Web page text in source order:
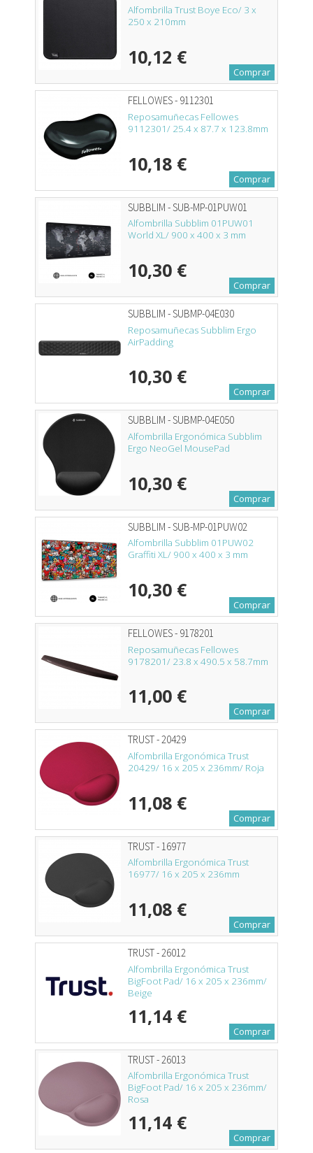
Alfombrilla Trust Boye Eco/ 3 x
250 x 210mm
10,12 €
Comprar
FELLOWES - 9112301
Reposamuñecas Fellowes
9112301/ 25.4 x 87.7 x 123.8mm
10,18 €
Comprar
SUBBLIM - SUB-MP-01PUW01
Alfombrilla Subblim 01PUW01
World XL/ 900 x 400 x 3 mm
10,30 €
Comprar
SUBBLIM - SUBMP-04E030
Reposamuñecas Subblim Ergo
AirPadding
10,30 €
Comprar
SUBBLIM - SUBMP-04E050
Alfombrilla Ergonómica Subblim
Ergo NeoGel MousePad
10,30 €
Comprar
SUBBLIM - SUB-MP-01PUW02
Alfombrilla Subblim 01PUW02
Graffiti XL/ 900 x 400 x 3 mm
10,30 €
Comprar
FELLOWES - 9178201
Reposamuñecas Fellowes
9178201/ 23.8 x 490.5 x 58.7mm
11,00 €
Comprar
TRUST - 20429
Alfombrilla Ergonómica Trust
20429/ 16 x 205 x 236mm/ Roja
11,08 €
Comprar
TRUST - 16977
Alfombrilla Ergonómica Trust
16977/ 16 x 205 x 236mm
11,08 €
Comprar
TRUST - 26012
Alfombrilla Ergonómica Trust
BigFoot Pad/ 16 x 205 x 236mm/
Beige
11,14 €
Comprar
TRUST - 26013
Alfombrilla Ergonómica Trust
BigFoot Pad/ 16 x 205 x 236mm/
Rosa
11,14 €
Comprar